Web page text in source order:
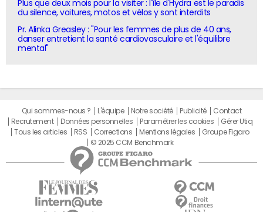
Plus que deux mois pour la visiter : l'île d'Hydra est le paradis
du silence, voitures, motos et vélos y sont interdits
Pr. Alinka Greasley : "Pour les femmes de plus de 40 ans,
danser entretient la santé cardiovasculaire et l'équilibre
mental"
Qui sommes-nous ? L'équipe Notre société Publicité
Contact
Recrutement
Données personnelles Paramétrer les cookies
Gérer Utiq
Tous les articles
RSS Corrections Mentions légales
Groupe Figaro
© 2025 CCM Benchmark